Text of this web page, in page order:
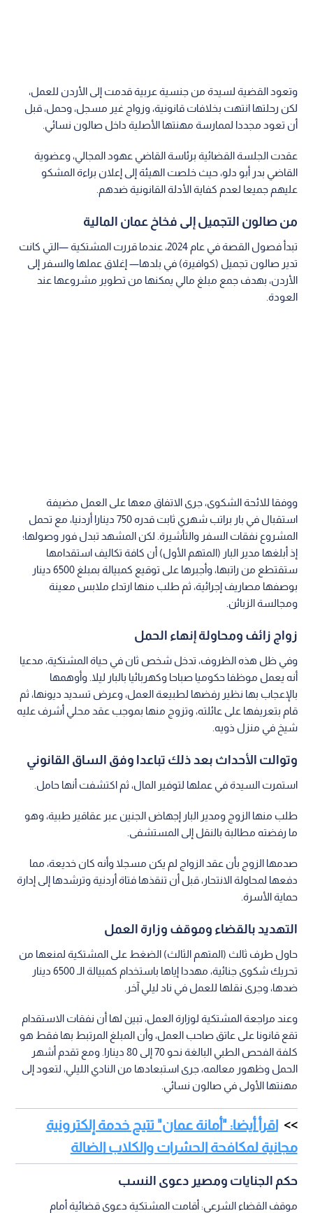
وتعود القضية لسيدة من جنسية عربية قدمت إلى الأردن للعمل،
لكن رحلتها انتهت بخلافات قانونية، وزواج غير مسجل، وحمل، قبل
أن تعود مجددا لممارسة مهنتها الأصلية داخل صالون نسائي.
عقدت الجلسة القضائية برئاسة القاضي عهود المجالي، وعضوية
القاضي بدر أبو دلو، حيث خلصت الهيئة إلى إعلان براءة المشكو
عليهم جميعا لعدم كفاية الأدلة القانونية ضدهم.
من صالون التجميل إلى فخاخ عمان المالية
تبدأ فصول القصة في عام 2024، عندما قررت المشتكية —التي كانت
تدير صالون تجميل (كوافيرة) في بلدها— إغلاق عملها والسفر إلى
الأردن، بهدف جمع مبلغ مالي يمكنها من تطوير مشروعها عند
العودة.
ووفقا للائحة الشكوى، جرى الاتفاق معها على العمل مضيفة
استقبال في بار براتب شهري ثابت قدره 750 دينارا أردنيا، مع تحمل
المشروع نفقات السفر والتأشيرة. لكن المشهد تبدل فور وصولها؛
إذ أبلغها مدير البار (المتهم الأول) أن كافة تكاليف استقدامها
ستقتطع من راتبها، وأجبرها على توقيع كمبيالة بمبلغ 6500 دينار
بوصفها مصاريف إجرائية، ثم طلب منها ارتداء ملابس معينة
ومجالسة الزبائن.
زواج زائف ومحاولة إنهاء الحمل
وفي ظل هذه الظروف، تدخل شخص ثان في حياة المشتكية، مدعيا
أنه يعمل موظفا حكوميا صباحا وكهربائيا بالبار ليلا. وأوهمها
بالإعجاب بها نظير رفضها لطبيعة العمل، وعرض تسديد ديونها، ثم
قام بتعريفها على عائلته، وتزوج منها بموجب عقد محلي أشرف عليه
شيخ في منزل ذويه.
وتوالت الأحداث بعد ذلك تباعدا وفق الساق القانوني
استمرت السيدة في عملها لتوفير المال، ثم اكتشفت أنها حامل.
طلب منها الزوج ومدير البار إجهاض الجنين عبر عقاقير طبية، وهو
ما رفضته مطالبة بالنقل إلى المستشفى.
صدمها الزوج بأن عقد الزواج لم يكن مسجلا وأنه كان خديعة، مما
دفعها لمحاولة الانتحار، قبل أن تنقذها فتاة أردنية وترشدها إلى إدارة
حماية الأسرة.
التهديد بالقضاء وموقف وزارة العمل
حاول طرف ثالث (المتهم الثالث) الضغط على المشتكية لمنعها من
تحريك شكوى جنائية، مهددا إياها باستخدام كمبيالة الـ 6500 دينار
ضدها، وجرى نقلها للعمل في ناد ليلي آخر.
وعند مراجعة المشتكية لوزارة العمل، تبين لها أن نفقات الاستقدام
تقع قانونا على عاتق صاحب العمل، وأن المبلغ المرتبط بها فقط هو
كلفة الفحص الطبي البالغة نحو 70 إلى 80 دينارا. ومع تقدم أشهر
الحمل وظهور معالمه، جرى استبعادها من النادي الليلي، لتعود إلى
مهنتها الأولى في صالون نسائي.
اقرأ أيضا: "أمانة عمان" تتيح خدمة إلكترونية
مجانية لمكافحة الحشرات والكلاب الضالة
حكم الجنايات ومصير دعوى النسب
موقف القضاء الشرعي: أقامت المشتكية دعوى قضائية أمام